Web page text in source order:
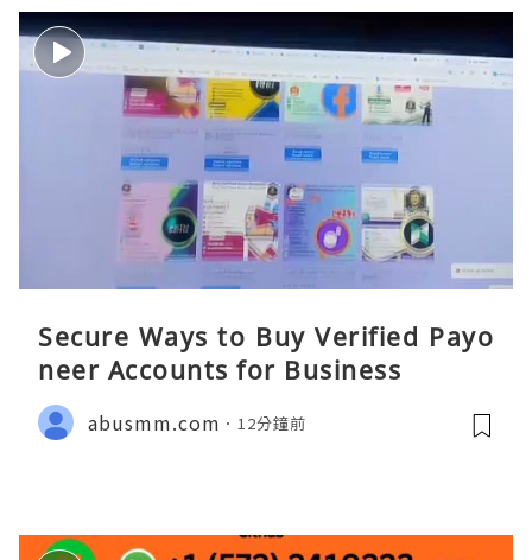
Secure Ways to Buy Verified Payo
neer Accounts for Business
abusmm.com 12分鐘前